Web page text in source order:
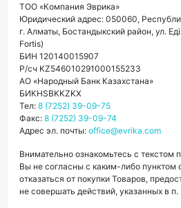
ТОО «Компания Эврика»
Юридический адрес: 050060,
г. Алматы, Бостандыкский район, ул.
Fortis)
БИН 120140015907
Р/сч KZ546010291000155233
АО «Народный Банк Казахстана»
БИКHSBKKZKX
Тел: 8 (7252) 39-09-75
Факс: 8 (7252) 39-09-74
Адрес эл. почты: office@еvrika.com
Внимательно ознакомьтесь с текстом
Вы не согласны с каким-либо пунктом
отказаться от покупки Товаров,
не совершать действий, указанных в